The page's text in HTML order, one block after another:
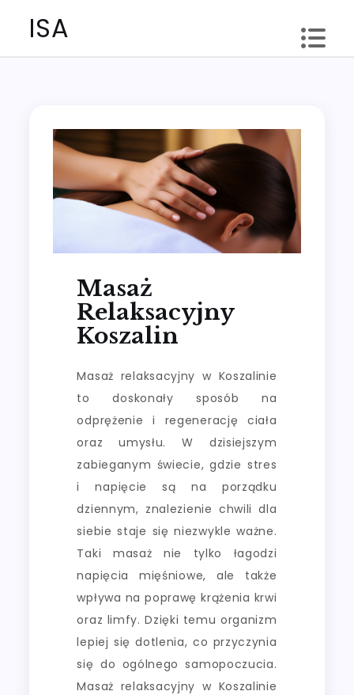
ISA
Masaż
Relaksacyjny
Koszalin
Masaż relaksacyjny w Koszalinie
to doskonały sposób na
odprężenie i regenerację ciała
oraz umysłu. W dzisiejszym
zabieganym świecie, gdzie stres
i napięcie są na porządku
dziennym, znalezienie chwili dla
siebie staje się niezwykle ważne.
Taki masaż nie tylko łagodzi
napięcia mięśniowe, ale także
wpływa na poprawę krążenia krwi
oraz limfy. Dzięki temu organizm
lepiej się dotlenia, co przyczynia
się do ogólnego samopoczucia.
Masaż relaksacyjny w Koszalinie